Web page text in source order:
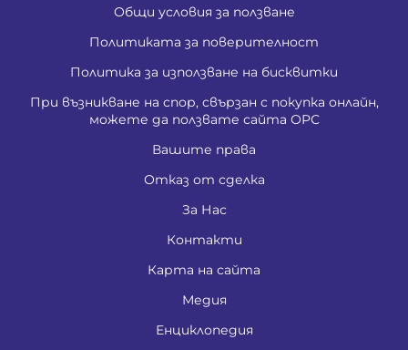
Общи условия за ползване
Политиката за поверителност
Политика за използване на бисквитки
При възникване на спор, свързан с покупка онлайн,
можете да ползвате сайта ОРС
Вашите права
Отказ от сделка
За Нас
Контакти
Карта на сайта
Медия
Енциклопедия